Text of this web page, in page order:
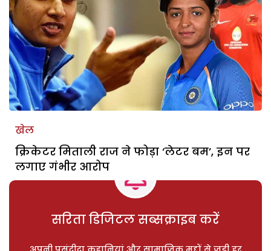
खेल
क्रिकेटर मिताली राज ने फोड़ा ‘लेटर बम’, इन पर
लगाए गंभीर आरोप
सरिता डिजिटल सब्सक्राइब करें